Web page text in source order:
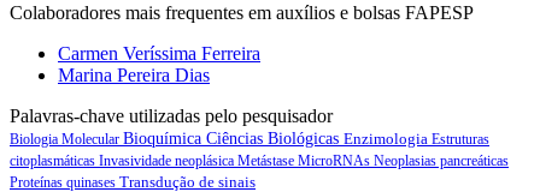
Colaboradores mais frequentes em auxílios e bolsas FAPESP
Carmen Veríssima Ferreira
Marina Pereira Dias
Palavras-chave utilizadas pelo pesquisador
Biologia Molecular Bioquímica Ciências Biológicas Enzimologia Estruturas
citoplasmáticas Invasividade neoplásica Metástase MicroRNAs Neoplasias pancreáticas
Proteínas quinases Transdução de sinais